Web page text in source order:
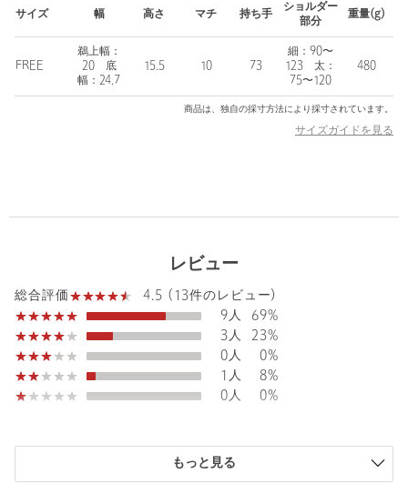
ぽってりデザインが大人可愛い ギャザーボストン
フェミニンなきちんとさと使い勝手を両立した優秀バッグ。
ボストン型と、クロスボディ2WAYで使用できます。
ハンドルが取れるので、クロスボディにしたときはすっきり見
500mlペットボトルを入れてもまだ余裕のある収納力や、
・携帯がさっと出し入れできる外ポケット
・カードやチケットを入れられるポケット
・金具のカラー
BLACK / NATURAL / MD.BROWN：シルバー系カラー
MOCA：ゴールド系カラー
合成皮革
============================
サイズ 幅 高さ マチ 持ち手
ショルダー
部分
重量(g)
FREE
鵜上幅：
20 底
幅：24.7
15.5 10 73
細：90〜
123 太：
75〜120
480
商品は、独自の採寸方法により採寸されています。
サイズガイドを見る
レビュー
総合評価
4.5 (13件のレビュー)
9人
69%
3人
23%
0人
0%
1人
8%
0人
0%
もっと見る